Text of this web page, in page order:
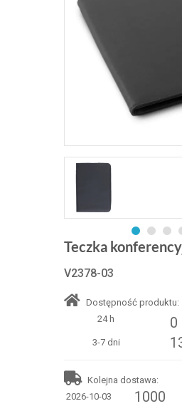
Teczka
V2378-03
Dostępność produktu:
24 h
0
3-7 dni
Kolejna dostawa:
2026-10-03
1000